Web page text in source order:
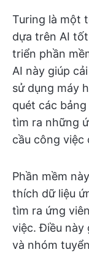
Turing là một
dựa trên AI
triển phần
AI này giúp
sử dụng máy
quét các
tìm ra những
cầu công việc
Phần mềm
thích dữ liệu
tìm ra ứng
việc. Điều này
và nhóm